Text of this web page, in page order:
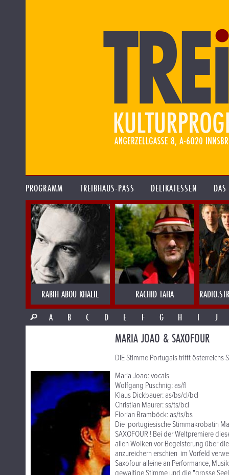
PROGRAMM TREIBHAUS-PASS DELIKATESSEN
RABIH ABOU KHALIL RACHID TAHA
A
B C D E F G H I J
MARIA JOAO & SAXOFOUR
DIE Stimme Portugals trifft österreichs
Maria Joao: vocals
Wolfgang Puschnig: as/fl
Klaus Dickbauer: as/bs/cl/bcl
Christian Maurer: ss/ts/bcl
Florian Bramböck: as/ts/bs
Die portugiesische Stimmakrobatin
SAXOFOUR ! Bei der Weltpremiere
allen Wolken vor Begeisterung über
anzureichern erschien im Vorfeld
Saxofour alleine an Performance,